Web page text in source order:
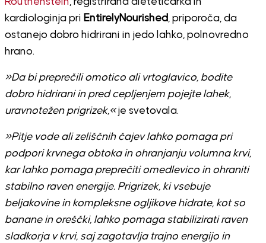
kardiologinja pri EntirelyNourished, priporoča, da
ostanejo dobro hidrirani in jedo lahko, polnovredno
hrano.
»Da bi preprečili omotico ali vrtoglavico, bodite
dobro hidrirani in pred cepljenjem pojejte lahek,
uravnotežen prigrizek,«je svetovala.
»Pitje vode ali zeliščnih čajev lahko pomaga pri
podpori krvnega obtoka in ohranjanju volumna krvi,
kar lahko pomaga preprečiti omedlevico in ohraniti
stabilno raven energije. Prigrizek, ki vsebuje
beljakovine in kompleksne ogljikove hidrate, kot so
banane in oreščki, lahko pomaga stabilizirati raven
sladkorja v krvi, saj zagotavlja trajno energijo in